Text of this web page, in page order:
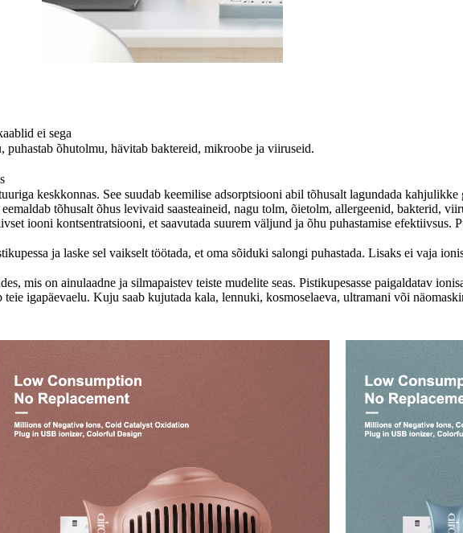
ei sega
õhutolmu, hävitab baktereid, mikroobe ja viiruseid.
keskkonnas. See suudab keemilise adsorptsiooni abil tõhusalt lagundada kahjulikke
tõhusalt õhus levivaid saasteaineid, nagu tolm, õietolm, allergeenid, bakterid,
iooni kontsentratsiooni, et saavutada suurem väljund ja õhu puhastamise efektiivsus.
ja laske sel vaikselt töötada, et oma sõiduki salongi puhastada. Lisaks ei vaja
mis on ainulaadne ja silmapaistev teiste mudelite seas. Pistikupesasse paigaldatav
igapäevaelu. Kuju saab kujutada kala, lennuki, kosmoselaeva, ultramani või